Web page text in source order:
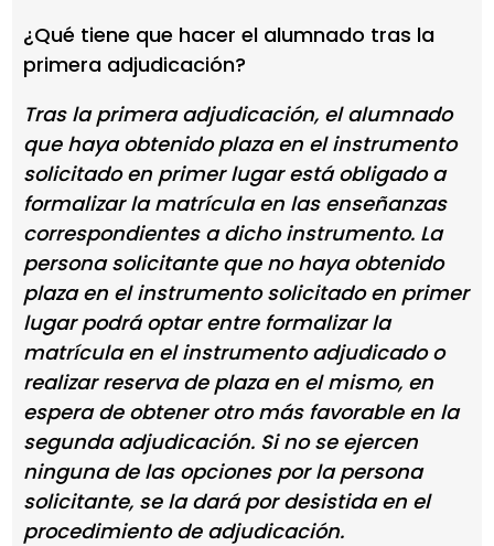
¿Qué tiene que hacer el alumnado tras la
primera adjudicación?
Tras la primera adjudicación, el alumnado
que haya obtenido plaza en el instrumento
solicitado en primer lugar está obligado a
formalizar la matrícula en las enseñanzas
correspondientes a dicho instrumento. La
persona solicitante que no haya obtenido
plaza en el instrumento solicitado en primer
lugar podrá optar entre formalizar la
matrícula en el instrumento adjudicado o
realizar reserva de plaza en el mismo, en
espera de obtener otro más favorable en la
segunda adjudicación. Si no se ejercen
ninguna de las opciones por la persona
solicitante, se la dará por desistida en el
procedimiento de adjudicación.